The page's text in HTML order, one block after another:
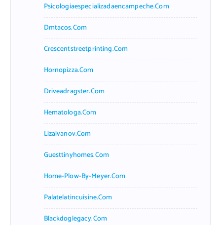
Psicologiaespecializadaencampeche.com
Dmtacos.com
Crescentstreetprinting.com
Hornopizza.com
Driveadragster.com
Hematologa.com
Lizaivanov.com
Guesttinyhomes.com
Home-Plow-By-Meyer.com
Palatelatincuisine.com
Blackdoglegacy.com